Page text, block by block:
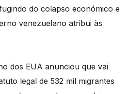
do colapso económico e
venezuelano atribui às
dos EUA anunciou que vai
legal de 532 mil migrantes